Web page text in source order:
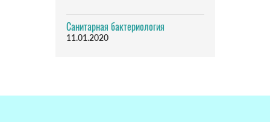
Санитарная бактериология
11.01.2020